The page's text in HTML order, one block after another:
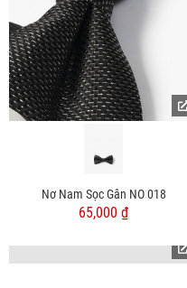
Nơ Nam Sọc Gân NO 018
65,000 ₫